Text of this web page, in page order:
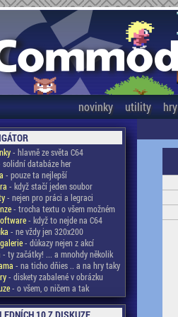
novinky utility hry
- hlavně ze světa C64
databáze her
- pouze ta nejlepší
- když stačí jeden soubor
- nejen pro práci a legraci
- trocha textu o všem možném
- když to nejde na C64
- ne vždy jen 320x200
- důkazy nejen z akcí
- ty začátky! ... a mnohdy několik
- na ticho dňies .. a na hry taky
- diskety zabalené v obrázku
- o všem, o ničem a tak